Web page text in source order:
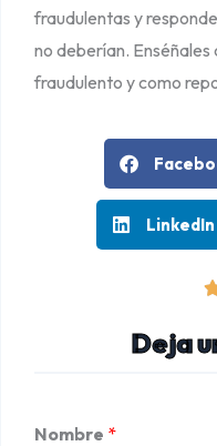
fraudulentas y
no deberían.
fraudulento y como
LinkedIn
Deja
Nombre *